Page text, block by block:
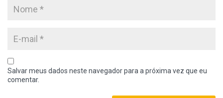
Salvar meus dados neste navegador para a próxima vez que eu
comentar.